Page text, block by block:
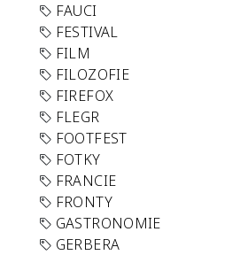
FAUCI
FESTIVAL
FILM
FILOZOFIE
FIREFOX
FLEGR
FOOTFEST
FOTKY
FRANCIE
FRONTY
GASTRONOMIE
GERBERA